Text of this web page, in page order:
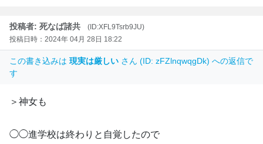
投稿者: 死なば諸共
(ID:XFL9Tsrb9JU)
投稿日時：2024年 04月 28日 18:22
この書き込みは 現実は厳しい さん (ID: zFZlnqwqgDk) への返信で
す
＞神女も
◯◯進学校は終わりと自覚したので